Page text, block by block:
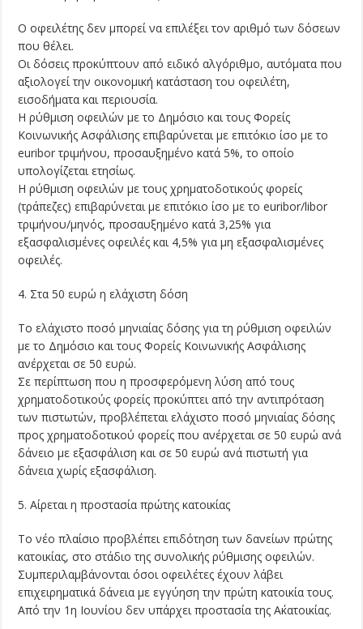
Ο οφειλέτης δεν μπορεί να επιλέξει τον αριθμό των δόσεων
που θέλει.
Οι δόσεις προκύπτουν από ειδικό αλγόριθμο, αυτόματα που
αξιολογεί την οικονομική κατάσταση του οφειλέτη,
εισοδήματα και περιουσία.
Η ρύθμιση οφειλών με το Δημόσιο και τους Φορείς
Κοινωνικής Ασφάλισης επιβαρύνεται με επιτόκιο ίσο με το
euribor τριμήνου, προσαυξημένο κατά 5%, το οποίο
υπολογίζεται ετησίως.
Η ρύθμιση οφειλών με τους χρηματοδοτικούς φορείς
(τράπεζες) επιβαρύνεται με επιτόκιο ίσο με το euribor/libor
τριμήνου/μηνός, προσαυξημένο κατά 3,25% για
εξασφαλισμένες οφειλές και 4,5% για μη εξασφαλισμένες
οφειλές.
4. Στα 50 ευρώ η ελάχιστη δόση
Το ελάχιστο ποσό μηνιαίας δόσης για τη ρύθμιση οφειλών
με το Δημόσιο και τους Φορείς Κοινωνικής Ασφάλισης
ανέρχεται σε 50 ευρώ.
Σε περίπτωση που η προσφερόμενη λύση από τους
χρηματοδοτικούς φορείς προκύπτει από την αντιπρόταση
των πιστωτών, προβλέπεται ελάχιστο ποσό μηνιαίας δόσης
προς χρηματοδοτικού φορείς που ανέρχεται σε 50 ευρώ ανά
δάνειο με εξασφάλιση και σε 50 ευρώ ανά πιστωτή για
δάνεια χωρίς εξασφάλιση.
5. Αίρεται η προστασία πρώτης κατοικίας
Το νέο πλαίσιο προβλέπει επιδότηση των δανείων πρώτης
κατοικίας, στο στάδιο της συνολικής ρύθμισης οφειλών.
Συμπεριλαμβάνονται όσοι οφειλέτες έχουν λάβει
επιχειρηματικά δάνεια με εγγύηση την πρώτη κατοικία τους.
Από την 1η Ιουνίου δεν υπάρχει προστασία της Α΄κατοικίας.